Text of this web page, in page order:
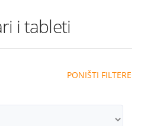
i tableti
PONIŠTI FILTERE